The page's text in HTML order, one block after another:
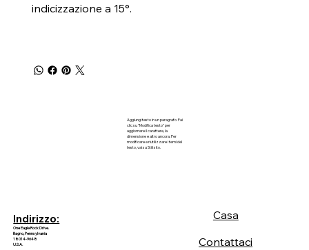
indicizzazione a 15°.
Aggiungi testo in un paragrafo. Fai
clic su "Modifica testo" per
aggiornare il carattere, la
dimensione e altro ancora. Per
modificare e riutilizzare i temi del
testo, vai su Stili sito.
Indirizzo:
One Eagle Rock Drive.
Bagno, Pennsylvania
18014-9648
U.S.A.
Casa
Contattaci